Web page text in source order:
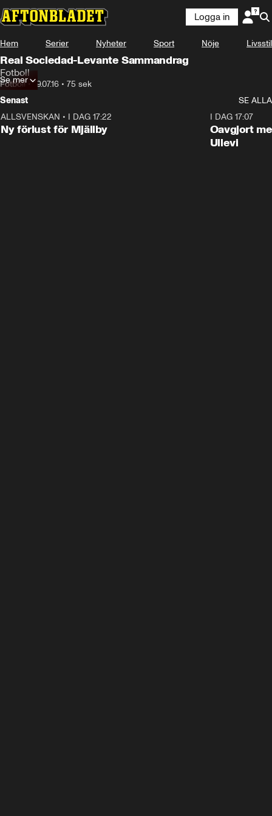
Logga in
Hem Serier Nyheter Sport Nöje Livsstil
Real Sociedad-Levante Sammandrag
Fotboll
Fotboll•19.07.16 • 75 sek
Se mer
Senast
SE ALLA
ALLSVENSKAN • I DAG 17:22
Ny förlust för Mjällby
I DAG 17:07
Oavgjort
Ullevi